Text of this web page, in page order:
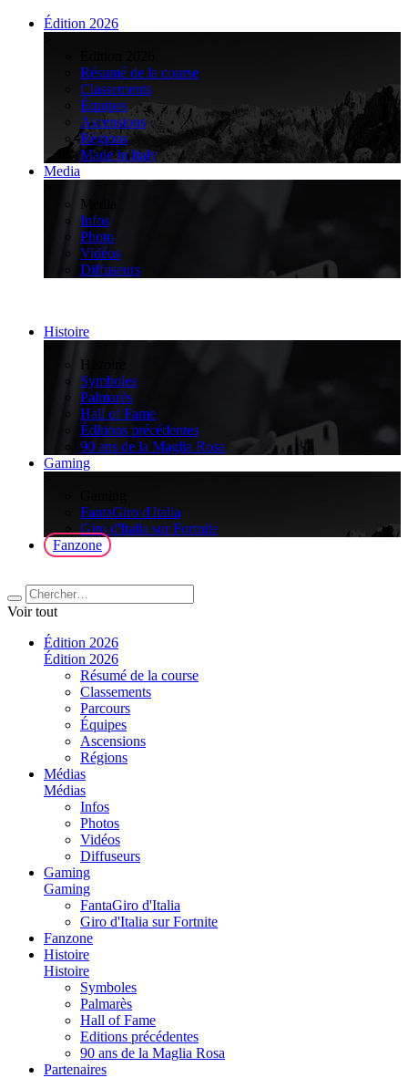
Édition 2026
Résumé de la course
Classements
Équipes
Ascensions
Régions
Made in Italy
Media
Media
Infos
Photo
Vidéos
Diffuseurs
Histoire
Histoire
Symboles
Palmarès
Hall of Fame
Éditions précédentes
90 ans de la Maglia Rosa
Gaming
FantaGiro d'Italia
Giro d'Italia sur Fortnite
Fanzone
Voir tout
Édition 2026
Édition 2026
Résumé de la course
Classements
Parcours
Équipes
Ascensions
Régions
Médias
Médias
Infos
Photos
Vidéos
Diffuseurs
Gaming
Gaming
FantaGiro d'Italia
Giro d'Italia sur Fortnite
Fanzone
Histoire
Histoire
Symboles
Palmarès
Hall of Fame
Editions précédentes
90 ans de la Maglia Rosa
Partenaires